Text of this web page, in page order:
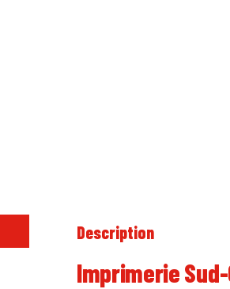
Description
Imprimerie